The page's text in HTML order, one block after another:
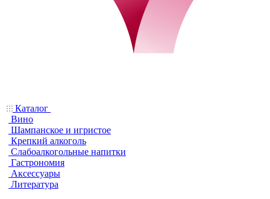
Каталог
Вино
Шампанское и игристое
Крепкий алкоголь
Слабоалкогольные напитки
Гастрономия
Аксессуары
Литература